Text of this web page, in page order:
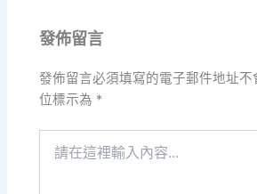
發佈留言
發佈留言必須填寫的電子郵件地址不
位標示為 *